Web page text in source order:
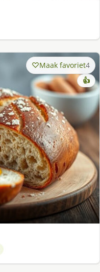
Maak favoriet4
👍